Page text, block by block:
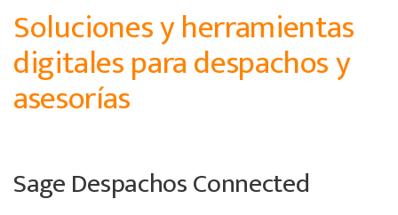
Soluciones y herramientas
digitales para despachos y
asesorías
Sage Despachos Connected